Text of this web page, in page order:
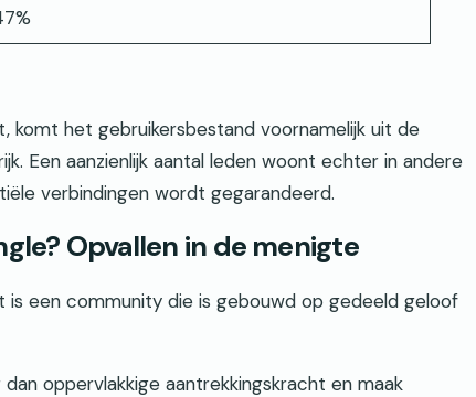
komt het gebruikersbestand voornamelijk uit de
Een aanzienlijk aantal leden woont echter in andere
verbindingen wordt gegarandeerd.
Opvallen in de menigte
is een community die is gebouwd op gedeeld geloof
oppervlakkige aantrekkingskracht en maak